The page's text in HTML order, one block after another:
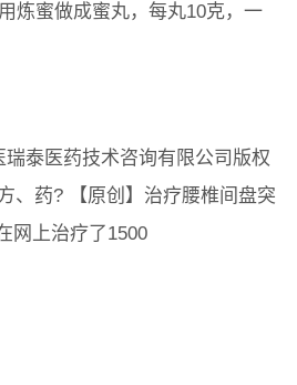
炼蜜做成蜜丸，每丸10克，一
泰医药技术咨询有限公司版权
、药? 【原创】治疗腰椎间盘突
网上治疗了1500